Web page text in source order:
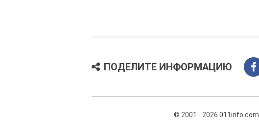
ПОДЕЛИТЕ ИНФОРМАЦИЮ
© 2001 - 2026 011info.com